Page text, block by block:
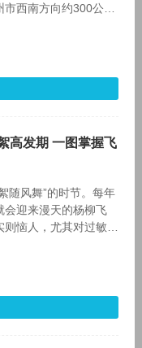
西南方向约300公里
高发期 一图掌握飞
随风舞”的时节。每年
会迎来漫天的杨柳飞
恼人，尤其对过敏人